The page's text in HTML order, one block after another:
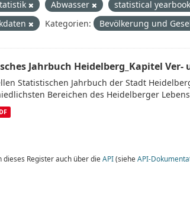
Abwasser
statistical yearbook
Kategorien: Bevölkerung und
Jahrbuch Heidelberg_Kapitel Ver-
Statistischen Jahrbuch der Stadt
Bereichen des Heidelberger
dieses Register auch über die API(siehe API-